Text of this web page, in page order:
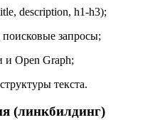
description, h1-h3);
запросы;
и Open Graph;
текста.
(линкбилдинг)